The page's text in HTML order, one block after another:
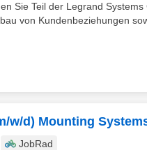
Sie Teil der Legrand
von Kundenbeziehungen
w/d) Mounting
JobRad